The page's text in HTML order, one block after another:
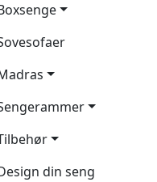
din seng